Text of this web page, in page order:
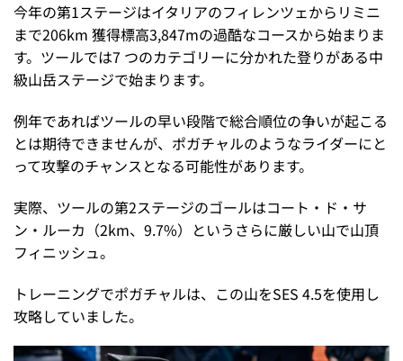
今年の第1ステージはイタリアのフィレンツェからリミニ
まで206km 獲得標高3,847mの過酷なコースから始まりま
す。ツールでは7 つのカテゴリーに分かれた登りがある中
級山岳ステージで始まります。
例年であればツールの早い段階で総合順位の争いが起こる
とは期待できませんが、ポガチャルのようなライダーにと
って攻撃のチャンスとなる可能性があります。
実際、ツールの第2ステージのゴールはコート・ド・サ
ン・ルーカ（2km、9.7%）というさらに厳しい山で山頂
フィニッシュ。
トレーニングでポガチャルは、この山をSES 4.5を使用し
攻略していました。